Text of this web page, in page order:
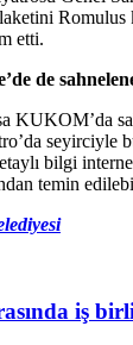
Romulus
etti.
de
KUKOM’da
seyirciyle
bilgi
temin
iş